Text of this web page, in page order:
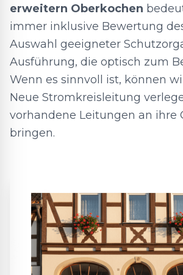
erweitern Oberkochen
immer inklusive Bewertung
Auswahl geeigneter
Ausführung, die optisch zum
Wenn es sinnvoll ist, können
Neue Stromkreisleitung
vorhandene Leitungen an ihre
bringen.